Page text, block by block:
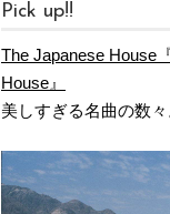
Pick up!!
The Japanese House
House』
美しすぎる名曲の数々